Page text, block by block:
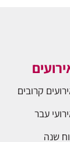
קרובים
עבר
שנה